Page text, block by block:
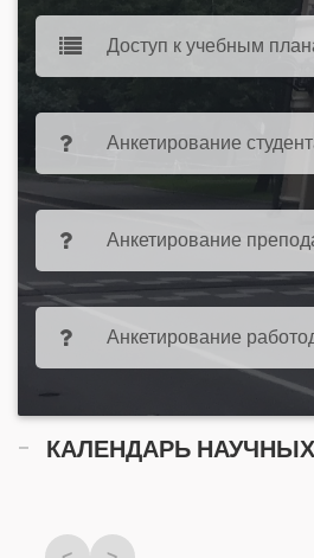
Доступ к учебным
Анкетирование
Анкетирование
Анкетирование
КАЛЕНДАРЬ